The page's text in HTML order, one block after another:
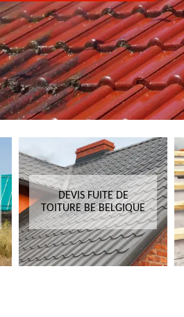
DEVIS FUITE DE
TOITURE BE BELGIQUE